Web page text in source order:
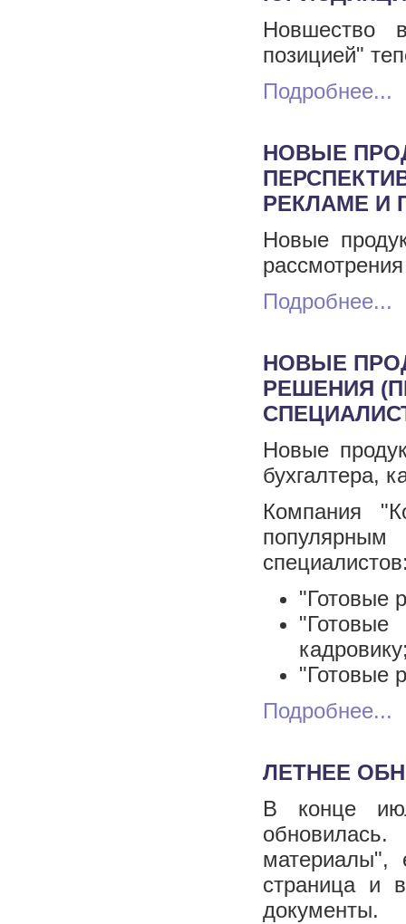
Новшество
позицией"
Подробнее...
НОВЫЕ
РЕКЛАМЕ И
Новые
Подробнее...
НОВЫЕ
РЕШЕНИЯ
Новые
бухгалтера,
Компания
"Готовые
"Готовые
Подробнее...
ЛЕТНЕЕ
В конце
материалы",
страница и
документы.